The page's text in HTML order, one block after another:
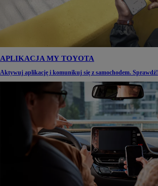
APLIKACJA MY TOYOTA
Aktywuj aplikację i komunikuj się z samochodem. Sprawdź!